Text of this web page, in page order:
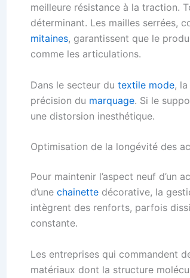
meilleure résistance à la traction.
déterminant. Les mailles serrées,
mitaines, garantissent que le
comme les articulations.
Dans le secteur du textile mode,
précision du marquage. Si le
une distorsion inesthétique.
Optimisation de la longévité des
Pour maintenir l’aspect neuf d’un
d’une chainette décorative, la
intègrent des renforts, parfois
constante.
Les entreprises qui commandent
matériaux dont la structure